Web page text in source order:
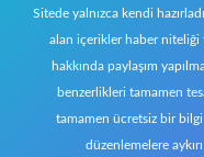
Sitede yalnızca kendi
alan içerikler haber niteliği
hakkında paylaşım
benzerlikleri tamamen
tamamen ücretsiz bir
düzenlemelere